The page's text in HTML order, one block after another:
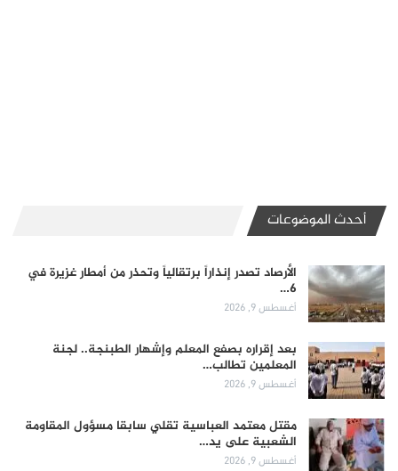
أحدث الموضوعات
الأرصاد تصدر إنذاراً برتقالياً وتحذر من أمطار غزيرة في
6…
أغسطس 9, 2026
بعد إقراره بصفع المعلم وإشهار الطبنجة.. لجنة
المعلمين تطالب…
أغسطس 9, 2026
مقتل معتمد العباسية تقلي سابقا مسؤول المقاومة
الشعبية على يد…
أغسطس 9, 2026